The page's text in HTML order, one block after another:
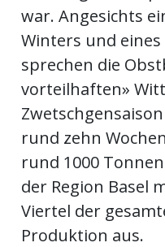
war. Angesichts
Winters und
sprechen die
vorteilhaften»
rund zehn
rund 1000
der Region Basel
Viertel der
Produktion aus.